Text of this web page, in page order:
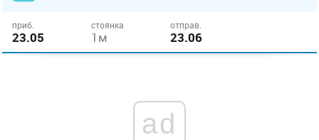
приб.
23.05
стоянка
1м
отправ.
23.06
ad